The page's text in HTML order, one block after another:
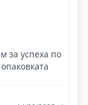
за успеха по